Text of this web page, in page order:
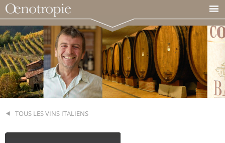
TOUS LES VINS ITALIENS